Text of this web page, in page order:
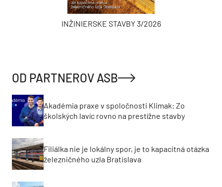
INŽINIERSKE STAVBY 3/2026
OD PARTNEROV ASB
Akadémia praxe v spoločnosti Klimak: Zo
školských lavíc rovno na prestížne stavby
Filiálka nie je lokálny spor, je to kapacitná otázka
železničného uzla Bratislava